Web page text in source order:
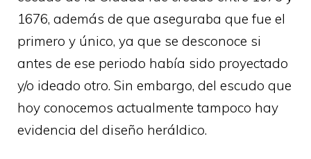
1676, además de que aseguraba que fue el
primero y único, ya que se desconoce si
antes de ese periodo había sido proyectado
y/o ideado otro. Sin embargo, del escudo que
hoy conocemos actualmente tampoco hay
evidencia del diseño heráldico.